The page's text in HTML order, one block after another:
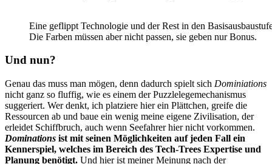
Eine geflippt Technologie und der Rest in den
Die Farben müssen aber nicht passen, sie geben nur Bonus.
Und nun?
Genau das muss man mögen, denn dadurch spielt sich Dominiations
nicht ganz so fluffig, wie es einem der Puzzlelegemechanismus
suggeriert. Wer denkt, ich platziere hier ein Plättchen, greife die
Ressourcen ab und baue ein wenig meine eigene Zivilisation, der
erleidet Schiffbruch, auch wenn Seefahrer hier nicht vorkommen.
Dominations ist mit seinen Möglichkeiten auf jeden Fall ein
Kennerspiel, welches im Bereich des Tech-Trees Expertise und
Planung benötigt. Und hier ist meiner Meinung nach der